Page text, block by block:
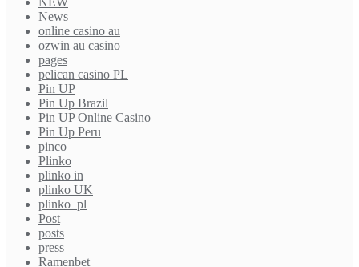
News
online casino au
ozwin au casino
pages
pelican casino PL
Pin UP
Pin Up Brazil
Pin UP Online Casino
Pin Up Peru
pinco
Plinko
plinko in
plinko UK
plinko_pl
Post
posts
press
Ramenbet